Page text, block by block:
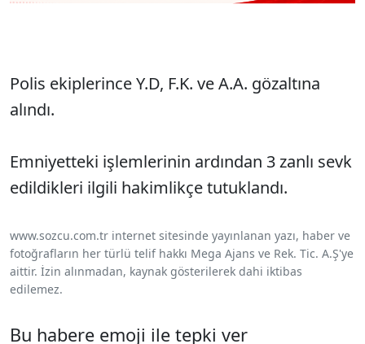
Polis ekiplerince Y.D, F.K. ve A.A. gözaltına
alındı.
Emniyetteki işlemlerinin ardından 3 zanlı sevk
edildikleri ilgili hakimlikçe tutuklandı.
www.sozcu.com.tr internet sitesinde yayınlanan yazı, haber ve
fotoğrafların her türlü telif hakkı Mega Ajans ve Rek. Tic. A.Ş'ye
aittir. İzin alınmadan, kaynak gösterilerek dahi iktibas
edilemez.
Bu habere emoji ile tepki ver